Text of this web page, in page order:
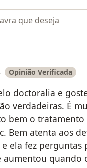
Opinião Verificada
doctoralia e
verdadeiras. É
bem o tratamento
Bem atenta aos
ela fez perguntas
quando